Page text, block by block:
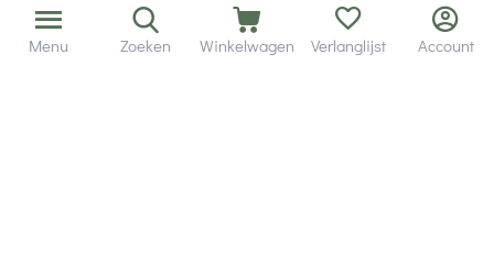
Menu Zoeken Winkelwagen Verlanglijst Account